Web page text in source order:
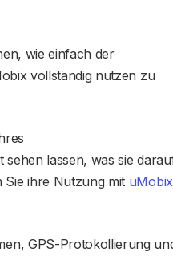
wie einfach der
vollständig nutzen zu
lassen, was sie
ihre Nutzung mit uMobix
GPS-Protokollierung